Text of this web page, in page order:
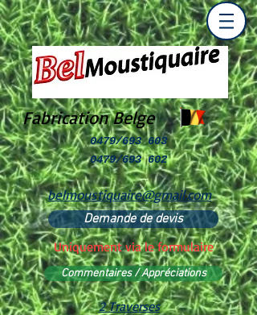
Fabrication Belge
0479/693 603
0479/693 602
belmoustiquaire@gmail.com
Demande de devis
Uniquement via le formulaire
Commentaires / Appréciations
2 Traverses